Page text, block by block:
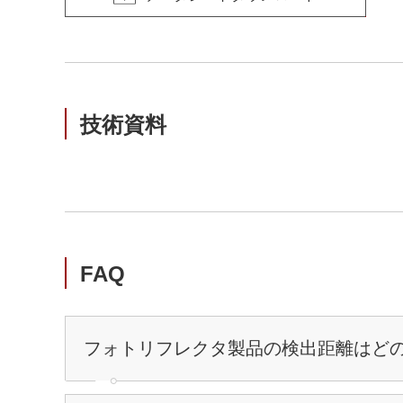
技術資料
FAQ
フォトリフレクタ製品の検出距離はど